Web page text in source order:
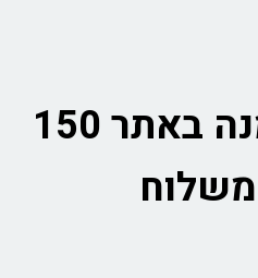
*מינימום הזמנה באתר 150